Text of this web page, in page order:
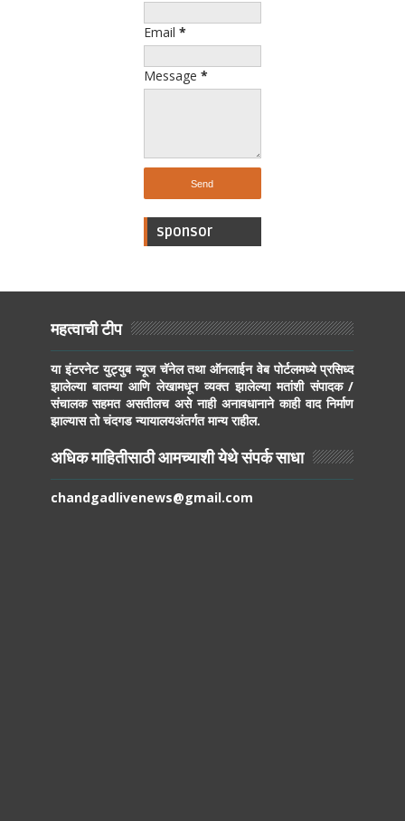
Email *
Message *
sponsor
महत्वाची टीप
या इंटरनेट युट्युब न्यूज चॅनेल तथा ऑनलाईन वेब पोर्टलमध्ये प्रसिध्द
झालेल्या बातम्या आणि लेखामधून व्यक्त झालेल्या मतांशी संपादक /
संचालक सहमत असतीलच असे नाही अनावधानाने काही वाद निर्माण
झाल्यास तो चंदगड न्यायालयअंतर्गत मान्य राहील.
अधिक माहितीसाठी आमच्याशी येथे संपर्क साधा
chandgadlivenews@gmail.com